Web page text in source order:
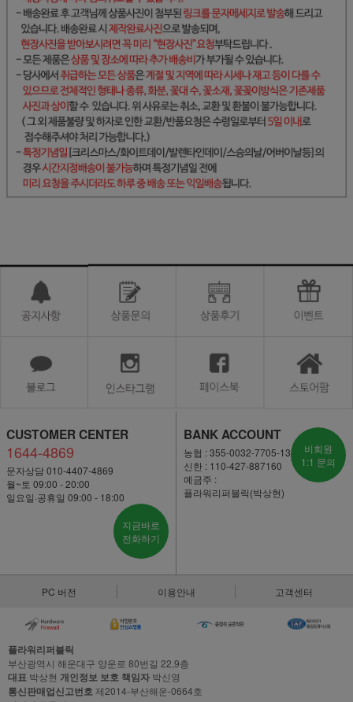
CUSTOMER CENTER
1644-4869
문자상담 010-4407-4869
월~토 09:00 - 20:00
일요일·공휴일 09:00 - 18:00
지금바로
전화하기
BANK ACCOUNT
농협 : 355-0032-7705-13
신한 : 110-427-887160
예금주 :
플라워리퍼블릭(박상현)
비회원
1:1 문의
PC 버전 이용안내 고객센터
플라워리퍼블릭
부산광역시 해운대구 양운로 80번길 22,9층
대표 박상현 개인정보 보호 책임자 박신영
통신판매업신고번호제2014-부산해운-0664호